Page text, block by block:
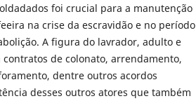
foi crucial para a manutenção
na crise da escravidão e no período
A figura do lavrador, adulto e
de colonato, arrendamento,
dentre outros acordos
desses outros atores que também